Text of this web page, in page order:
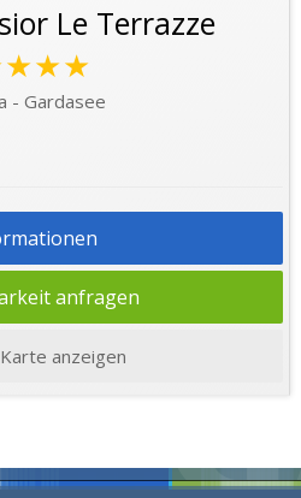
Le Terrazze
- Gardasee
anfragen
anzeigen